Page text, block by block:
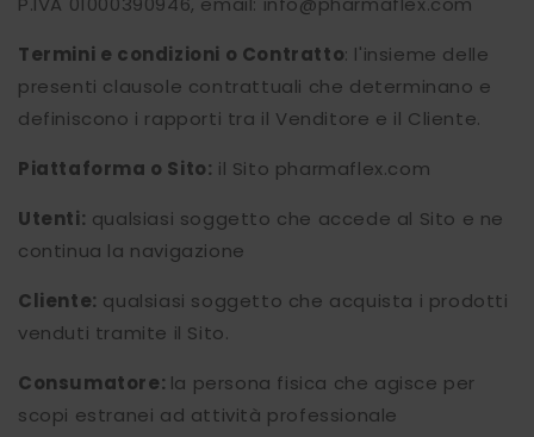
Termini e condizioni o Contratto: l'insieme delle
presenti clausole contrattuali che determinano e
definiscono i rapporti tra il Venditore e il Cliente.
Piattaforma o Sito: il Sito pharmaflex.com
Utenti: qualsiasi soggetto che accede al Sito e ne
continua la navigazione
Cliente: qualsiasi soggetto che acquista i prodotti
venduti tramite il Sito.
Consumatore: la persona fisica che agisce per
scopi estranei ad attività professionale